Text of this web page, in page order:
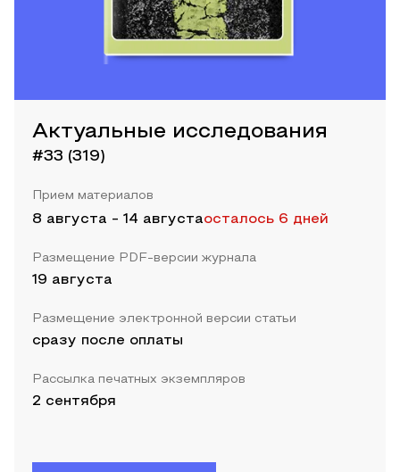
Актуальные исследования
#33 (319)
Прием материалов
8 августа - 14 августаосталось 6 дней
Размещение PDF-версии журнала
19 августа
Размещение электронной версии статьи
сразу после оплаты
Рассылка печатных экземпляров
2 сентября